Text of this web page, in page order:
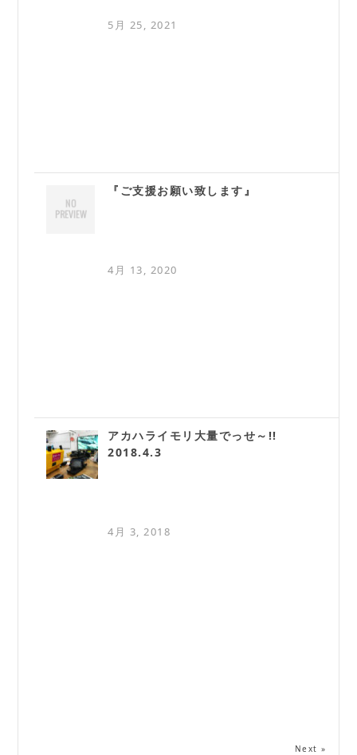
5月 25, 2021
『ご支援お願い致します』
4月 13, 2020
アカハライモリ大量でっせ～!!
2018.4.3
4月 3, 2018
Next »